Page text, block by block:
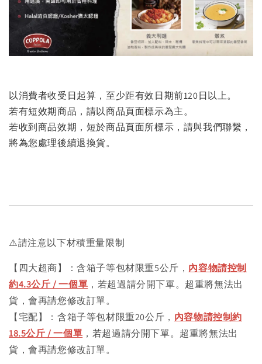
以消費者收受日起算，至少距有效日期前120日以上。
若有短效期商品，請以商品頁面標示為主。
若收到商品效期，短於商品頁面所標示，請與我們聯繫，
將為您處理後續退換貨。
⚠️請注意以下材積重量限制
【四大超商】：含箱子等包材限重5公斤， 內容物請控制
約4.3公斤 / 一個單 ，若超過請分開下單。超重將無法出
貨，會再請您修改訂單。
【宅配】：含箱子等包材限重20公斤， 內容物請控制約
18.5公斤 / 一個單 ，若超過請分開下單。超重將無法出
貨，會再請您修改訂單。